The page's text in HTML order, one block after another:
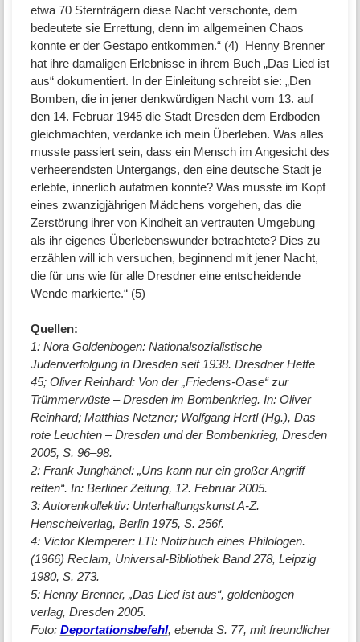
etwa 70 Sternträgern diese Nacht verschonte, dem
bedeutete sie Errettung, denn im allgemeinen Chaos
konnte er der Gestapo entkommen.“ (4) Henny Brenner
hat ihre damaligen Erlebnisse in ihrem Buch „Das Lied ist
aus“ dokumentiert. In der Einleitung schreibt sie: „Den
Bomben, die in jener denkwürdigen Nacht vom 13. auf
den 14. Februar 1945 die Stadt Dresden dem Erdboden
gleichmachten, verdanke ich mein Überleben. Was alles
musste passiert sein, dass ein Mensch im Angesicht des
verheerendsten Untergangs, den eine deutsche Stadt je
erlebte, innerlich aufatmen konnte? Was musste im Kopf
eines zwanzigjährigen Mädchens vorgehen, das die
Zerstörung ihrer von Kindheit an vertrauten Umgebung
als ihr eigenes Überlebenswunder betrachtete? Dies zu
erzählen will ich versuchen, beginnend mit jener Nacht,
die für uns wie für alle Dresdner eine entscheidende
Wende markierte.“ (5)
Quellen:
1: Nora Goldenbogen: Nationalsozialistische
Judenverfolgung in Dresden seit 1938. Dresdner Hefte
45; Oliver Reinhard: Von der „Friedens-Oase“ zur
Trümmerwüste – Dresden im Bombenkrieg. In: Oliver
Reinhard; Matthias Netzner; Wolfgang Hertl (Hg.), Das
rote Leuchten – Dresden und der Bombenkrieg, Dresden
2005, S. 96–98.
2: Frank Junghänel: „Uns kann nur ein großer Angriff
retten“. In: Berliner Zeitung, 12. Februar 2005.
3: Autorenkollektiv: Unterhaltungskunst A-Z.
Henschelverlag, Berlin 1975, S. 256f.
4: Victor Klemperer: LTI: Notizbuch eines Philologen.
(1966) Reclam, Universal-Bibliothek Band 278, Leipzig
1980, S. 273.
5: Henny Brenner, „Das Lied ist aus“, goldenbogen
verlag, Dresden 2005.
Foto: Deportationsbefehl, ebenda S. 77, mit freundlicher